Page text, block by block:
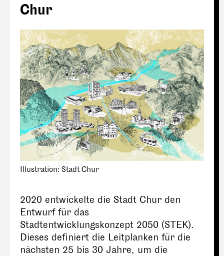
Chur
Illustration: Stadt Chur
2020 entwickelte die Stadt Chur den
Entwurf für das
Stadtentwicklungskonzept 2050 (STEK).
Dieses definiert die Leitplanken für die
nächsten 25 bis 30 Jahre, um die